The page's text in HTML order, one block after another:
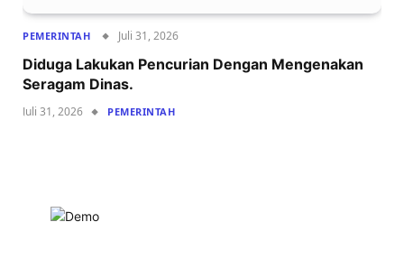
PEMERINTAH Juli 31, 2026
Diduga Lakukan Pencurian Dengan Mengenakan
Seragam Dinas.
Juli 31, 2026 PEMERINTAH